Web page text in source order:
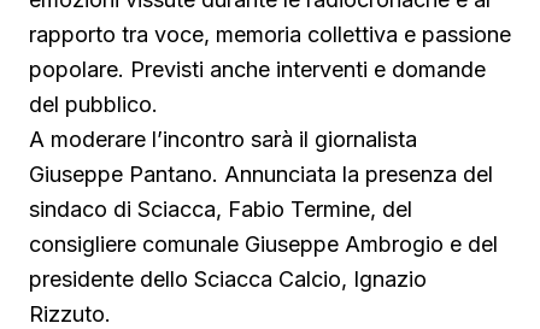
rapporto tra voce, memoria collettiva e passione
popolare. Previsti anche interventi e domande
del pubblico.
A moderare l’incontro sarà il giornalista
Giuseppe Pantano. Annunciata la presenza del
sindaco di Sciacca, Fabio Termine, del
consigliere comunale Giuseppe Ambrogio e del
presidente dello Sciacca Calcio, Ignazio
Rizzuto.